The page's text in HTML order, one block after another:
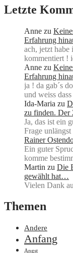
Letzte
Anne zu
Erfahrung
ach, jetzt habe
kommentiert !
Anne zu
Erfahrung
ja ! da gab´s
und weiss
Ida-Maria zu
zu finden. Der
Ja, das ist ein
Frage
Rainer
Ein guter
komme
Martin zu Die
gewählt hat…
Vielen Dank
Themen
Andere
Anfang
Angst